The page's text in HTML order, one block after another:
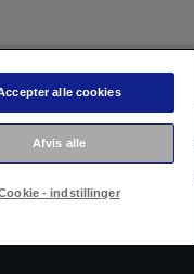
alle cookies
Afvis alle
- indstillinger